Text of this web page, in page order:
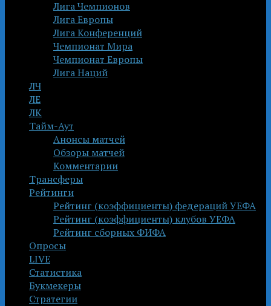
Лига Чемпионов
Лига Европы
Лига Конференций
Чемпионат Мира
Чемпионат Европы
Лига Наций
ЛЧ
ЛЕ
ЛК
Тайм-Аут
Анонсы матчей
Обзоры матчей
Комментарии
Трансферы
Рейтинги
Рейтинг (коэффициенты) федераций УЕФА
Рейтинг (коэффициенты) клубов УЕФА
Рейтинг сборных ФИФА
Опросы
LIVE
Статистика
Букмекеры
Стратегии